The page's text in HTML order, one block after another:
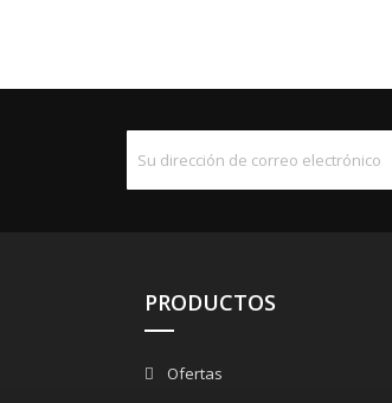
PRODUCTOS
Ofertas